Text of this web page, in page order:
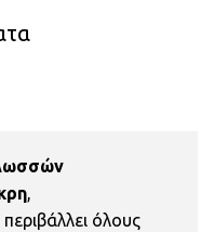
,
όλους